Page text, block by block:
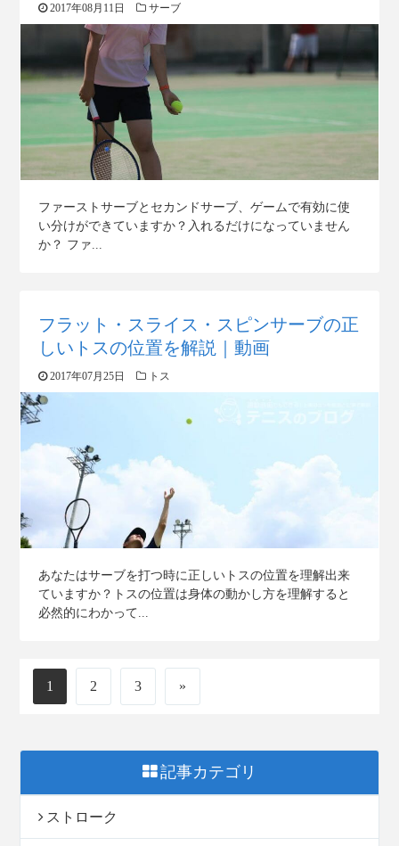
2017年08月11日 サーブ
ファーストサーブとセカンドサーブ、ゲームで有効に使
い分けができていますか？入れるだけになっていません
か？ ファ...
フラット・スライス・スピンサーブの正
しいトスの位置を解説｜動画
2017年07月25日 トス
あなたはサーブを打つ時に正しいトスの位置を理解出来
ていますか？トスの位置は身体の動かし方を理解すると
必然的にわかって...
1 2 3 »
記事カテゴリ
ストローク